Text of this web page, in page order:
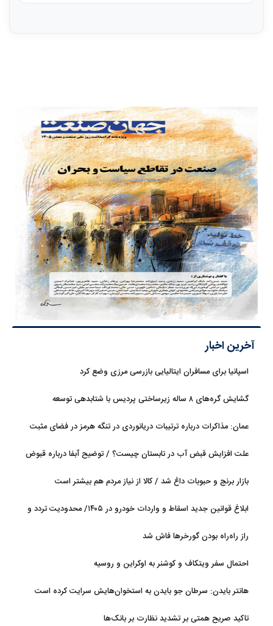
آخرین اخبار
اسپانیا برای مسافران ایتالیایی بازرسی مرزی وضع کرد
گشایش گره‌های ۸ ساله زیرساختی پردیس با شتابدهی توسعه
عمان: مذاکرات درباره ترتیبات دریانوردی در تنگه هرمز در فضای مثبت
علت افزایش قبض آب در تابستان چیست؟ / توضیح آبفا درباره قبوض
بازار برنج و حبوبات داغ شد / کالا از نیاز مردم هم بیشتر است
ابلاغ قوانین جدید اسقاط و واردات خودرو در ۱۴۰۵/ محدودیت تردد و
راز راه‌راه بودن گورخرها فاش شد
احتمال سفر ویتکاف و کوشنر به اوکراین و روسیه
هانتر بایدن: سرطان جو بایدن به استخوان‌هایش سرایت کرده است
تاکید صریح همتی بر تشدید نظارت بر بانک‌ها